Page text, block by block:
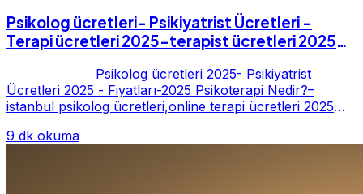
Psikolog ücretleri- Psikiyatrist Ücretleri -
Terapi ücretleri 2025-terapist ücretleri 2025-
Psikolog ücretleri 2025- Psikiyatrist
Ücretleri 2025 - Fiyatları-2025 Psikoterapi Nedir?–
istanbul psikolog ücretleri,online terapi ücretleri 2025
9 dk okuma